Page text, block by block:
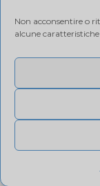
Non acconsentire o
alcune
alla quantità